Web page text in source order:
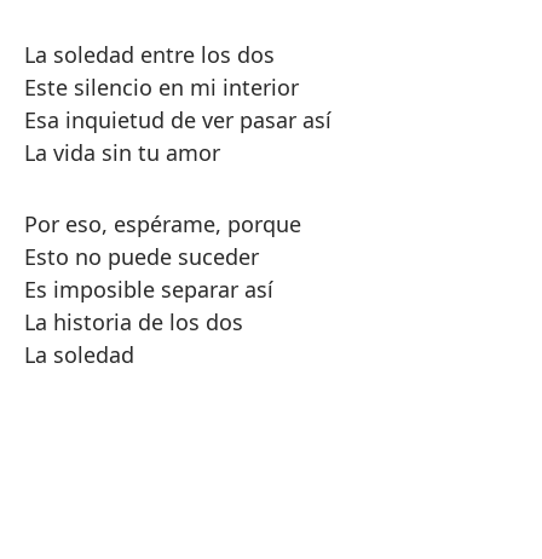
La soledad entre los dos
Este silencio en mi interior
Esa inquietud de ver pasar así
La vida sin tu amor
Por eso, espérame, porque
Esto no puede suceder
Es imposible separar así
La historia de los dos
La soledad